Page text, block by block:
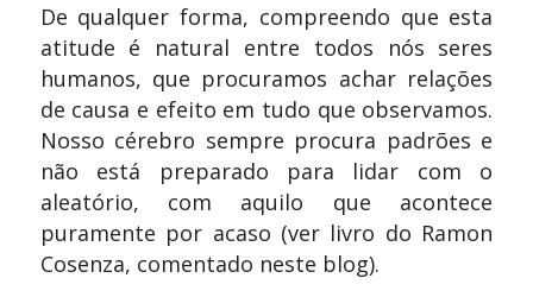
De qualquer forma, compreendo que esta
atitude é natural entre todos nós seres
humanos, que procuramos achar relações
de causa e efeito em tudo que observamos.
Nosso cérebro sempre procura padrões e
não está preparado para lidar com o
aleatório, com aquilo que acontece
puramente por acaso (ver livro do Ramon
Cosenza, comentado neste blog).